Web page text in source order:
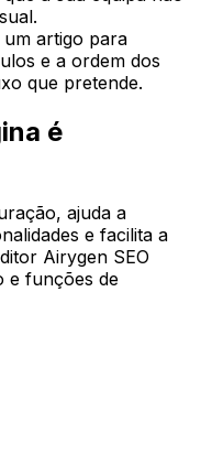
artigo para
e a ordem dos
que pretende.
é
ajuda a
e facilita a
Airygen SEO
e funções de